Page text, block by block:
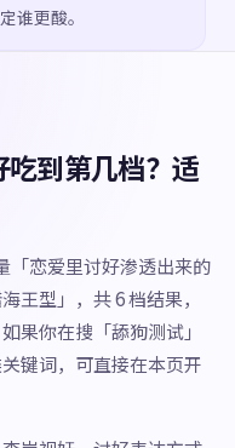
谁更酸。
到第几档？适
「恋爱里讨好渗透出来的
王型」，共 6 档结果，
果你在搜「舔狗测试」
键词，可直接在本页开